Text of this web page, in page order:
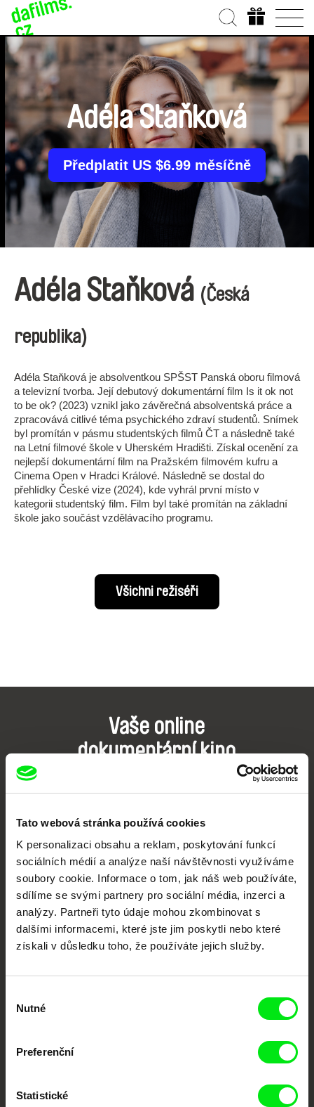
Tato webová stránka používá cookies
K personalizaci obsahu a reklam, poskytování funkcí
sociálních médií a analýze naší návštěvnosti využíváme
soubory cookie. Informace o tom, jak náš web používáte,
sdílíme se svými partnery pro sociální média, inzerci a
analýzy. Partneři tyto údaje mohou zkombinovat s
dalšími informacemi, které jste jim poskytli nebo které
získali v důsledku toho, že používáte jejich služby.
souhlasu
Nutné
Preferenční
Statistické
Adéla Staňková
Předplatit US $6.99 měsíčně
Adéla Staňková (Česká
republika)
Adéla Staňková je absolventkou SPŠST Panská oboru filmová
a televizní tvorba. Její debutový dokumentární film Is it ok not
to be ok? (2023) vznikl jako závěrečná absolventská práce a
zpracovává citlivé téma psychického zdraví studentů. Snímek
byl promítán v pásmu studentských filmů ČT a následně také
na Letní filmové škole v Uherském Hradišti. Získal ocenění za
nejlepší dokumentární film na Pražském filmovém kufru a
Cinema Open v Hradci Králové. Následně se dostal do
přehlídky České vize (2024), kde vyhrál první místo v
kategorii studentský film. Film byl také promítán na základní
škole jako součást vzdělávacího programu.
Všichni režiséři
Vaše online
dokumentární kino
Portál DAFilms.cz je výsledkem tvůrčí spolupráce 7 klíčových evropských
festivalů dokumentárního filmu sdružených do Doc Alliance. Naším cílem je
posouvat hranice dokumentárního filmu, propagovat jeho rozmanitost a
podporovat kvalitní autorské filmy.
Členové Doc Alliance